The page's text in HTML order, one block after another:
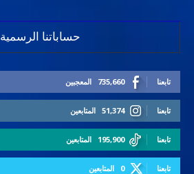
حساباتنا الرسمية
735,660 المعجبين تابعنا
51,374 المتابعين تابعنا
195,900 المتابعين تابعنا
0 المتابعين تابعنا